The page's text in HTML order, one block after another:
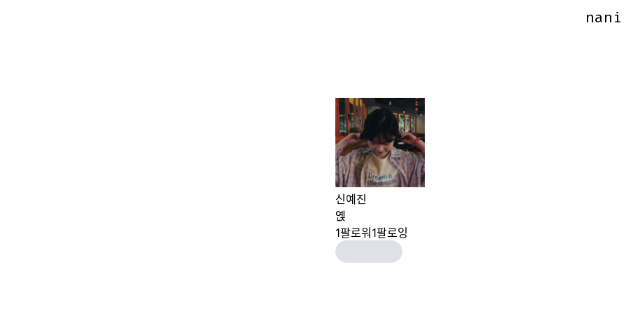
nani
nani
신예진
옍
1팔로워 1팔로잉